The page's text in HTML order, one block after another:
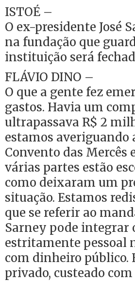
ISTOÉ –
O ex-presidente José
na fundação que
instituição será
FLÁVIO DINO –
O que a gente fez
gastos. Havia um
ultrapassava R$ 2
estamos averiguando
Convento das Mercês
várias partes estão
como deixaram um
situação. Estamos
que se referir ao
Sarney pode integrar
estritamente pessoal
com dinheiro público.
privado, custeado